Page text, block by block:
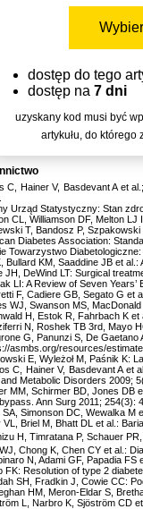
dostęp do tego
dostęp na 7 dni
uzyskany kod musi być
artykułu, do którego
C, Hainer V, Basdevant A et
Urząd Statystyczny: Stan
CL, Williamson DF, Melton
T, Bandosz P,
Diabetes Association:
Towarzystwo
Bullard KM, Saaddine JB et
JH, DeWind LT: Surgical
LI: A Review of Seven
F, Cadiere GB, Segato G et
WJ, Swanson MS,
H, Estok R, Fahrbach K
N, Roshek TB 3rd, Mayo
G, Panunzi S, De
asmbs.org/resources/
E, Wyleżoł M, Paśnik K:
C, Hainer V, Basdevant A et
Metabolic Disorders 2009;
MM, Schirmer BD, Jones DB
Ann Surg 2011; 254(3):
SA, Simonson DC, Wewalka M
VL, Briel M, Bhatt DL et al.:
H, Timratana P, Schauer
Chong K, Chen CY et al.:
N, Adami GF, Papadia FS
FK: Resolution of type 2
SH, Fradkin J, Cowie CC:
HM, Meron-Eldar S,
L, Narbro K, Sjöström CD